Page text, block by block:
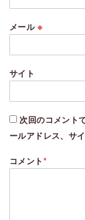
メール ※
サイト
次回のコメント
ールアドレス、サ
コメント*